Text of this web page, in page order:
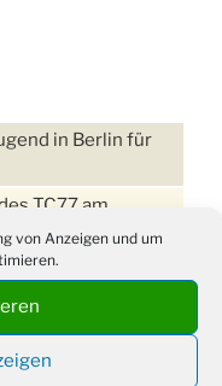
von Anzeigen und um
in Berlin für
TC77 am
in der Kirche um